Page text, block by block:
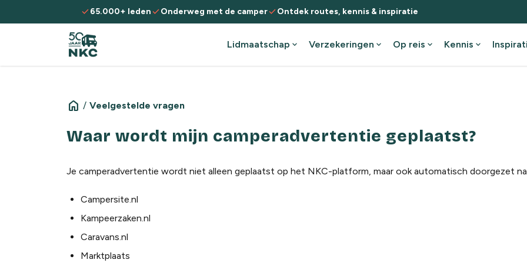
Spring naar de inhoud
check65.000+ ledencheckOnderweg met de campercheckOntdek routes, kennis & inspiratie
Lidmaatschap expand_more Verzekeringen expand_more Op reis expand_more Kennis expand_more
home / Veelgestelde vragen
Waar wordt mijn camperadvertentie geplaatst?
Je camperadvertentie wordt niet alleen geplaatst op het NKC-platform, maar ook automatisch doorgezet
Campersite.nl
Kampeerzaken.nl
Caravans.nl
Marktplaats